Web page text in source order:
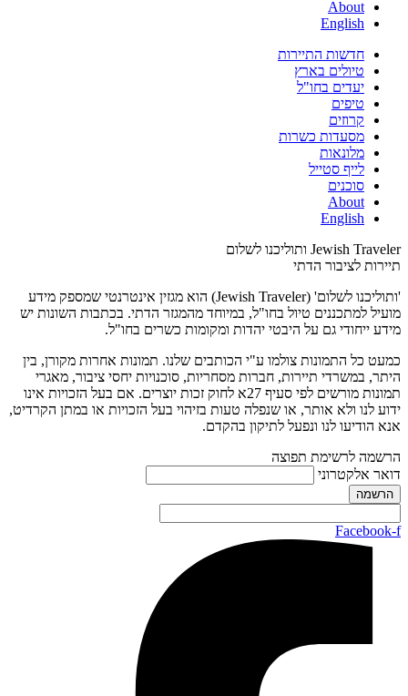
About
English
חדשות התיירות
טיולים בארץ
יעדים בחו"ל
טיפים
קרוזים
מסעדות כשרות
מלונאות
לייף סטייל
סוכנים
About
English
Jewish Traveler ותוליכנו לשלום
תיירות לציבור הדתי
'ותוליכנו לשלום' (Jewish Traveler) הוא מגזין אינטרנטי שמספק מידע
מועיל למתכננים טיול בחו"ל, במיוחד מהמגזר הדתי. בכתבות השונות יש
מידע ייחודי גם על היבטי יהדות ומקומות כשרים בחו"ל.
כמעט כל התמונות צולמו ע"י הכותבים שלנו. תמונות אחרות מקורן, בין
היתר, במשרדי תיירות, חברות מסחריות, סוכנויות יחסי ציבור, מאגרי
תמונות מורשים לפי סעיף 27א לחוק זכות יוצרים. אם בעל הזכויות אינו
ידוע לנו ולא אותר, או שנפלה טעות בזיהוי בעל הזכויות או במתן הקרדיט,
אנא הודיעו לנו ונפעל לתיקון בהקדם.
הרשמה לרשימת תפוצה
דואר אלקטרוני
Facebook-f